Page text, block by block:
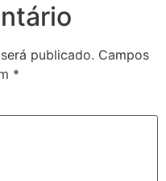
publicado. Campos
*